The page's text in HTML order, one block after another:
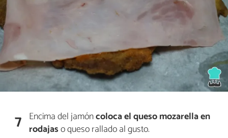
7 Encima del jamóncoloca el queso mozarella en
rodajaso queso rallado al gusto.